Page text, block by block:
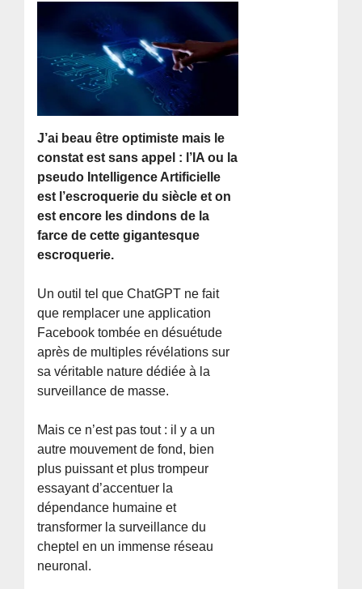
J’ai beau être optimiste mais le
constat est sans appel : l’IA ou la
pseudo Intelligence Artificielle
est l’escroquerie du siècle et on
est encore les dindons de la
farce de cette gigantesque
escroquerie.
Un outil tel que ChatGPT ne fait
que remplacer une application
Facebook tombée en désuétude
après de multiples révélations sur
sa véritable nature dédiée à la
surveillance de masse.
Mais ce n’est pas tout : il y a un
autre mouvement de fond, bien
plus puissant et plus trompeur
essayant d’accentuer la
dépendance humaine et
transformer la surveillance du
cheptel en un immense réseau
neuronal.